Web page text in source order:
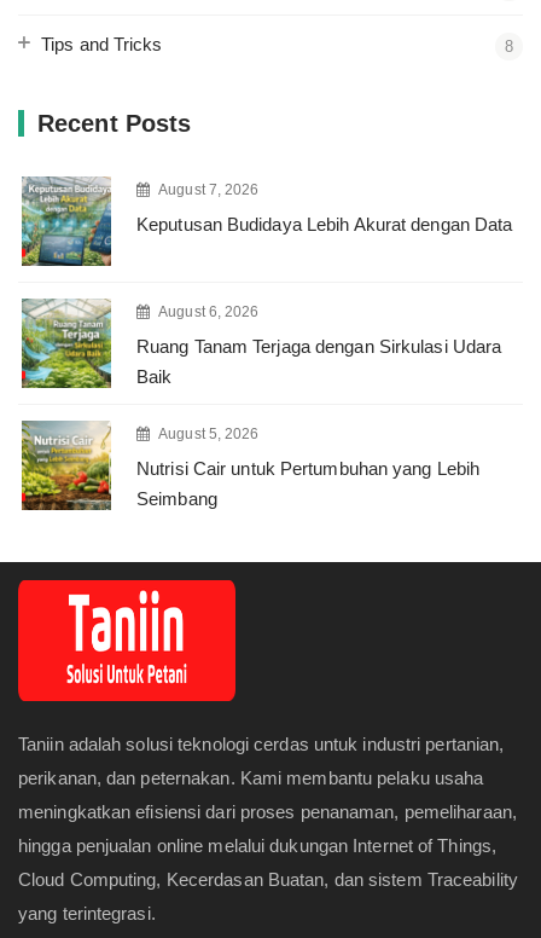
Tips and Tricks 8
Recent Posts
August 7, 2026
Keputusan Budidaya Lebih Akurat dengan Data
August 6, 2026
Ruang Tanam Terjaga dengan Sirkulasi Udara
Baik
August 5, 2026
Nutrisi Cair untuk Pertumbuhan yang Lebih
Seimbang
Taniin adalah solusi teknologi cerdas untuk industri pertanian,
perikanan, dan peternakan. Kami membantu pelaku usaha
meningkatkan efisiensi dari proses penanaman, pemeliharaan,
hingga penjualan online melalui dukungan Internet of Things,
Cloud Computing, Kecerdasan Buatan, dan sistem Traceability
yang terintegrasi.